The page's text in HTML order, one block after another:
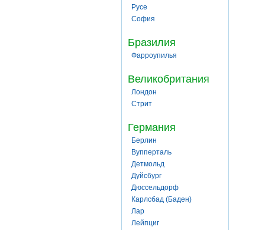
Русе
София
Бразилия
Фарроупилья
Великобритания
Лондон
Стрит
Германия
Берлин
Вупперталь
Детмольд
Дуйсбург
Дюссельдорф
Карлсбад (Баден)
Лар
Лейпциг